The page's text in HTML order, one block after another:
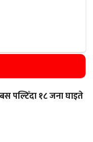
पल्टिँदा १८ जना घाइते